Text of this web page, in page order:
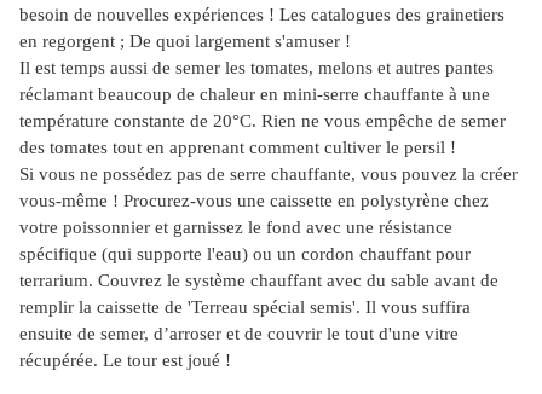
besoin de nouvelles expériences ! Les catalogues des grainetiers
en regorgent ; De quoi largement s'amuser !
Il est temps aussi de semer les tomates, melons et autres pantes
réclamant beaucoup de chaleur en mini-serre chauffante à une
température constante de 20°C. Rien ne vous empêche de semer
des tomates tout en apprenant comment cultiver le persil !
Si vous ne possédez pas de serre chauffante, vous pouvez la créer
vous-même ! Procurez-vous une caissette en polystyrène chez
votre poissonnier et garnissez le fond avec une résistance
spécifique (qui supporte l'eau) ou un cordon chauffant pour
terrarium. Couvrez le système chauffant avec du sable avant de
remplir la caissette de 'Terreau spécial semis'. Il vous suffira
ensuite de semer, d’arroser et de couvrir le tout d'une vitre
récupérée. Le tour est joué !